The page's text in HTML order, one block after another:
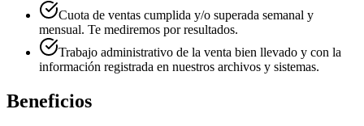
Cuota de ventas cumplida y/o superada semanal y
mensual. Te mediremos por resultados.
Trabajo administrativo de la venta bien llevado y con la
información registrada en nuestros archivos y sistemas.
Beneficios